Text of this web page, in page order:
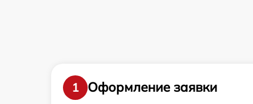
1
Оформление заявки